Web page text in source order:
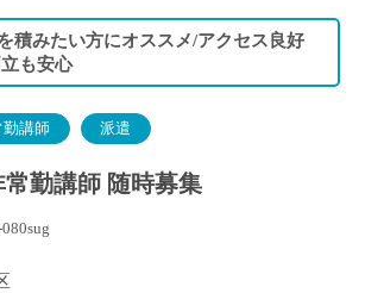
積みたい方にオススメ/アクセス良好
も安心
勤講師 派遣
勤講師 随時募集